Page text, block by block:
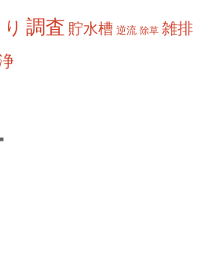
調査 貯水槽 逆流 除草 雑排